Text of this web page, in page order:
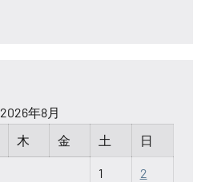
2026年8月
木 金 土 日
1 2